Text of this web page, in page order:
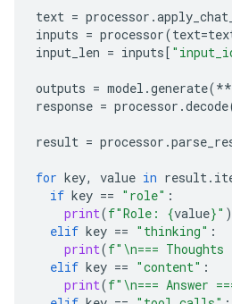
text = processor .
inputs = processor(text=
input_len = inputs[
outputs = model .generate(**
response = processor .decode
result = processor .
for key, value in result.
if key == "role" :
print(f"Role: {value}" )
elif key == "thinking" :
print(f" \n=== Thoughts
elif key == "content" :
print(f" \n=== Answer